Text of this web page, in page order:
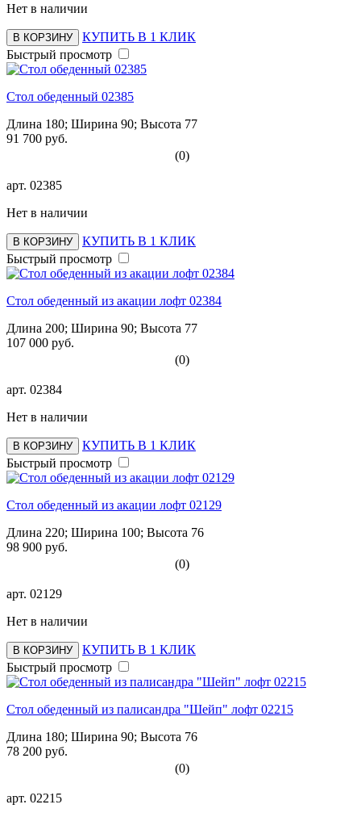
Нет в наличии
В КОРЗИНУ
КУПИТЬ В 1 КЛИК
Быстрый просмотр
Стол обеденный 02385
Длина 180; Ширина 90; Высота 77
91 700 руб.
(0)
арт. 02385
Нет в наличии
В КОРЗИНУ
КУПИТЬ В 1 КЛИК
Быстрый просмотр
Стол обеденный из акации лофт 02384
Длина 200; Ширина 90; Высота 77
107 000 руб.
(0)
арт. 02384
Нет в наличии
В КОРЗИНУ
КУПИТЬ В 1 КЛИК
Быстрый просмотр
Стол обеденный из акации лофт 02129
Длина 220; Ширина 100; Высота 76
98 900 руб.
(0)
арт. 02129
Нет в наличии
В КОРЗИНУ
КУПИТЬ В 1 КЛИК
Быстрый просмотр
Стол обеденный из палисандра "Шейп" лофт 02215
Длина 180; Ширина 90; Высота 76
78 200 руб.
(0)
арт. 02215